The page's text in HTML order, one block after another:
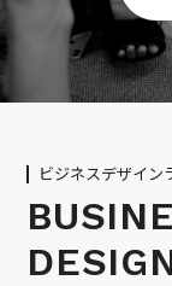
ビジネスデザイン